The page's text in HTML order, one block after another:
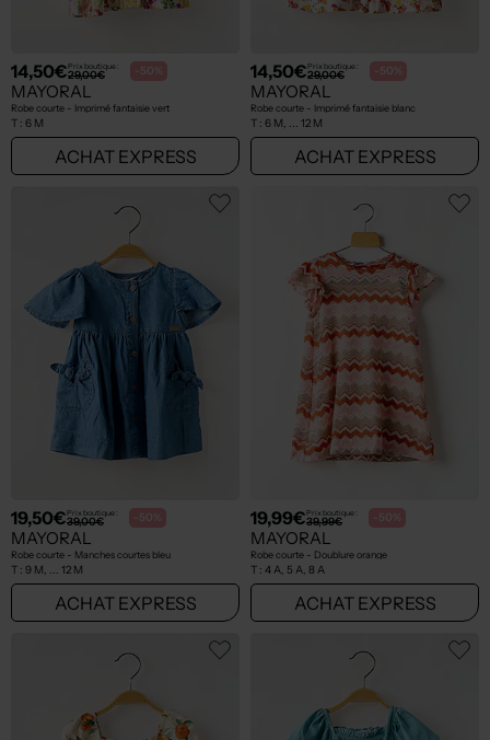
14,50€Prix boutique :
29,00€ -50%
MAYORAL
Robe courte - Imprimé fantaisie vert
T : 6 M
ACHAT EXPRESS
14,50€Prix boutique :
29,00€ -50%
MAYORAL
Robe courte - Imprimé fantaisie blanc
T : 6 M, ... 12 M
ACHAT EXPRESS
19,50€Prix boutique :
39,00€ -50%
MAYORAL
Robe courte - Manches courtes bleu
T : 9 M, ... 12 M
ACHAT EXPRESS
19,99€Prix boutique :
39,99€ -50%
MAYORAL
Robe courte - Doublure orange
T : 4 A, 5 A, 8 A
ACHAT EXPRESS